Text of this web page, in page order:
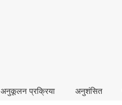
अनुकूलन प्रक्रिया अनुशंसित